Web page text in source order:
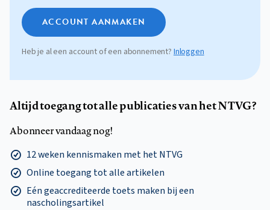
ACCOUNT AANMAKEN
Heb je al een account of een abonnement? Inloggen
Altijd toegang tot alle publicaties van het NTVG?
Abonneer vandaag nog!
12 weken kennismaken met het NTVG
Online toegang tot alle artikelen
Eén geaccrediteerde toets maken bij een
nascholingsartikel